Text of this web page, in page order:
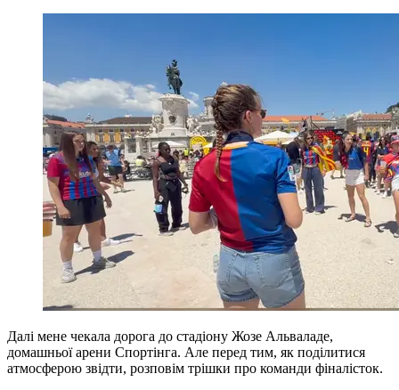
Далі мене чекала дорога до стадіону Жозе Альваладе,
домашньої арени Спортінга. Але перед тим, як поділитися
атмосферою звідти, розповім трішки про команди фіналісток.